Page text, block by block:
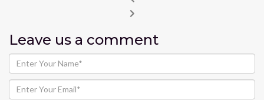
Leave us a comment